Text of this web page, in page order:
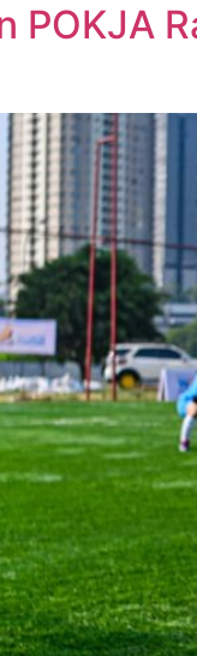
POKJA